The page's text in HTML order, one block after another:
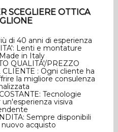
SCEGLIERE OTTICA
di 40 anni di esperienza
Lenti e montature
in Italy
QUALITA'/PREZZO
: Ogni cliente ha
la migliore consulenza
Tecnologie
visiva
Sempre disponibili
acquisto